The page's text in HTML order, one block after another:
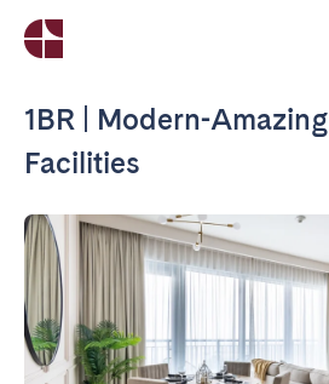
1BR | Modern-Amazing
Facilities